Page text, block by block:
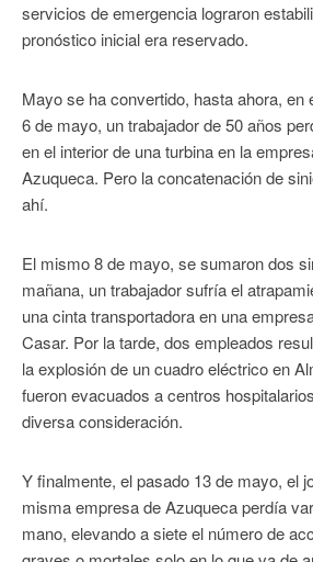
servicios de emergencia lograron
pronóstico inicial era reservado.
Mayo se ha convertido, hasta ahora, en
6 de mayo, un trabajador de 50 años
en el interior de una turbina en la
Azuqueca. Pero la concatenación de
ahí.
El mismo 8 de mayo, se sumaron dos
mañana, un trabajador sufría el
una cinta transportadora en una
Casar. Por la tarde, dos empleados
la explosión de un cuadro eléctrico en
fueron evacuados a centros
diversa consideración.
Y finalmente, el pasado 13 de mayo, el
misma empresa de Azuqueca perdía
mano, elevando a siete el número de